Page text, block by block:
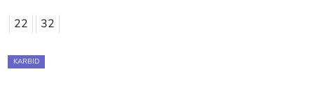
22 32
KARBID